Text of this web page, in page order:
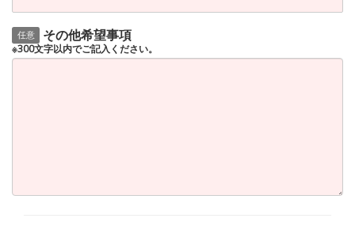
任意 その他希望事項
※300文字以内でご記入ください。